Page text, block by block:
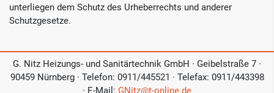
unterliegen dem Schutz des Urheberrechts und anderer
Schutzgesetze.
G. Nitz Heizungs- und Sanitärtechnik GmbH · Geibelstraße 7 ·
90459 Nürnberg · Telefon: 0911/445521 · Telefax: 0911/443398
· E-Mail: GNitz@t-online.de